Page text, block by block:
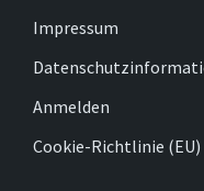
Impressum
Anmelden
Cookie-Richtlinie (EU)